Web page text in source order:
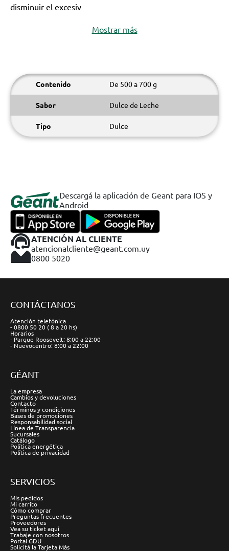
disminuir el excesiv
Mostrar más
Contenido De 500 a 700 g
Sabor Dulce de Leche
Tipo Dulce
Descargá la aplicación de Geant para IOS y
Android
ATENCIÓN AL CLIENTE
atencionalcliente@geant.com.uy
0800 5020
CONTÁCTANOS
Atención telefónica
- 0800 50 20 ( 8 a 20 hs)
Horarios
- Parque Roosevelt: 8:00 a 22:00
- Nuevocentro: 8:00 a 22:00
GÉANT
La empresa
Cambios y devoluciones
Contacto
Términos y condiciones
Bases de promociones
Responsabilidad social
Línea de Transparencia
Sucursales
Catálogo
Política energética
Política de privacidad
SERVICIOS
Mis pedidos
Mi carrito
Cómo comprar
Preguntas frecuentes
Proveedores
Vea su ticket aquí
Trabaje con nosotros
Portal GDU
Solicitá la Tarjeta Más